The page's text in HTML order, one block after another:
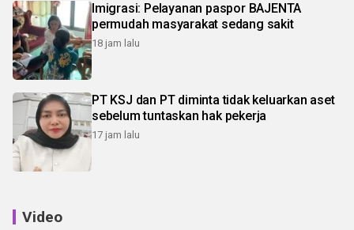
Imigrasi: Pelayanan paspor BAJENTA
permudah masyarakat sedang sakit
18 jam lalu
PT KSJ dan PT diminta tidak keluarkan aset
sebelum tuntaskan hak pekerja
17 jam lalu
Video